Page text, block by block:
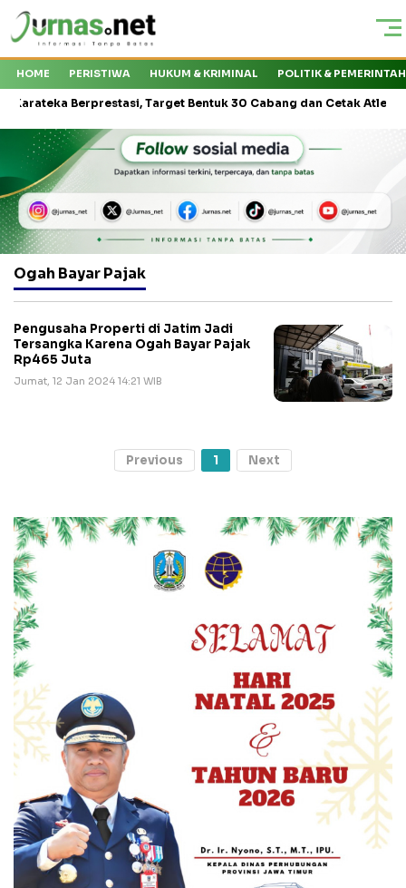
HOME PERISTIWA HUKUM & KRIMINAL POLITIK &
Berprestasi, Target Bentuk 30 Cabang dan Cetak Atlet
Ogah Bayar Pajak
Pengusaha Properti di Jatim Jadi
Tersangka Karena Ogah Bayar Pajak
Rp465 Juta
Jumat, 12 Jan 2024 14:21 WIB
Previous 1 Next